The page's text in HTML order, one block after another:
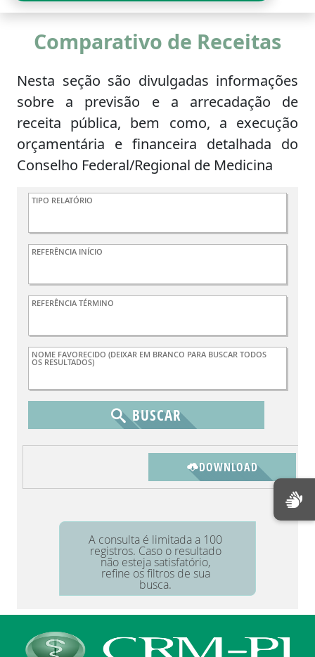
Comparativo de Receitas
Nesta seção são divulgadas informações
sobre a previsão e a arrecadação de
receita pública, bem como, a execução
orçamentária e financeira detalhada do
Conselho Federal/Regional de Medicina